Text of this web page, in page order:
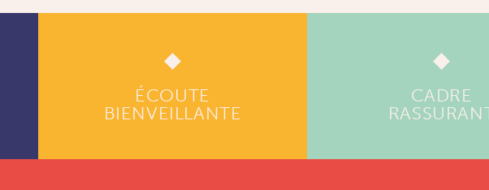
ÉCOUTE
BIENVEILLANTE
CADRE